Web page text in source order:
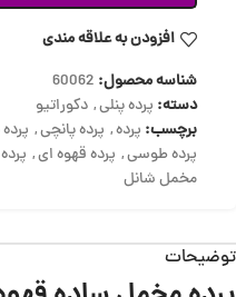
افزودن به علاقه مندی
شناسه محصول: 60062
دسته: پرده پنلی, دکوراتیو
برچسب: پرده, پرده پانچی,
پرده طوسی, پرده قهوه ای,
مخمل شانل
توضیحات